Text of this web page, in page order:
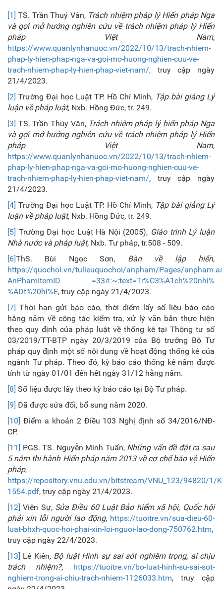
[1] TS. Trần Thuý Vân, Trách nhiệm pháp lý Hiến pháp Nga
và gợi mở hướng nghiên cứu về trách nhiệm pháp lý Hiến
pháp Việt Nam,
https://www.quanlynhanuoc.vn/2022/10/13/trach-nhiem-
phap-ly-hien-phap-nga-va-goi-mo-huong-nghien-cuu-ve-
trach-nhiem-phap-ly-hien-phap-viet-nam/, truy cập ngày
21/4/2023.
[2] Trường Đại học Luật TP. Hồ Chí Minh, Tập bài giảng Lý
luận về pháp luật, Nxb. Hồng Đức, tr. 249.
[3] TS. Trần Thúy Vân, Trách nhiệm pháp lý hiến pháp Nga
và gợi mở hướng nghiên cứu về trách nhiệm pháp lý Hiến
pháp Việt Nam,
https://www.quanlynhanuoc.vn/2022/10/13/trach-nhiem-
phap-ly-hien-phap-nga-va-goi-mo-huong-nghien-cuu-ve-
trach-nhiem-phap-ly-hien-phap-viet-nam/, truy cập ngày
21/4/2023.
[4] Trường Đại học Luật TP. Hồ Chí Minh, Tập bài giảng Lý
luận về pháp luật, Nxb. Hồng Đức, tr. 249.
[5] Trường Đại học Luật Hà Nội (2005), Giáo trình Lý luận
Nhà nước và pháp luật, Nxb. Tư pháp, tr.508 - 509.
[6]ThS. Bùi Ngọc Sơn, Bàn về lập hiến,
https://quochoi.vn/tulieuquochoi/anpham/Pages/
AnPhamItemID =33#:~:text=Tr%C3%A1ch%20nhi%
%ADt%20hi%E, truy cập ngày 21/4/2023.
[7] Thời hạn gửi báo cáo, thời điểm lấy số liệu báo cáo
hằng năm về công tác kiểm tra, xử lý văn bản thực hiện
theo quy định của pháp luật về thống kê tại Thông tư số
03/2019/TT-BTP ngày 20/3/2019 của Bộ trưởng Bộ Tư
pháp quy định một số nội dung về hoạt động thống kê của
ngành Tư pháp. Theo đó, kỳ báo cáo thống kê năm được
tính từ ngày 01/01 đến hết ngày 31/12 hằng năm.
[8] Số liệu được lấy theo kỳ báo cáo tại Bộ Tư pháp.
[9] Đã được sửa đổi, bổ sung năm 2020.
[10] Điểm a khoản 2 Điều 103 Nghị định số 34/2016/NĐ-
CP.
[11] PGS. TS. Nguyễn Minh Tuấn, Những vấn đề đặt ra sau
5 năm thi hành Hiến pháp năm 2013 về cơ chế bảo vệ Hiến
pháp,
https://repository.vnu.edu.vn/bitstream/VNU_123/94820/1/
1554.pdf, truy cập ngày 21/4/2023.
[12] Viên Sự, Sửa Điều 60 Luật Bảo hiểm xã hội, Quốc hội
phải xin lỗi người lao động, https://tuoitre.vn/sua-dieu-60-
luat-bhxh-quoc-hoi-phai-xin-loi-nguoi-lao-dong-750762.htm,
truy cập ngày 22/4/2023.
[13] Lê Kiên, Bộ luật Hình sự sai sót nghiêm trọng, ai chịu
trách nhiệm?, https://tuoitre.vn/bo-luat-hinh-su-sai-sot-
nghiem-trong-ai-chiu-trach-nhiem-1126033.htm, truy cập